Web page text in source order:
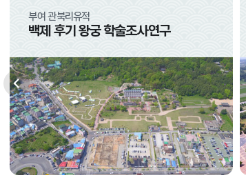
부여 관북리유적
백제 후기 왕궁 학술조사연구
이전